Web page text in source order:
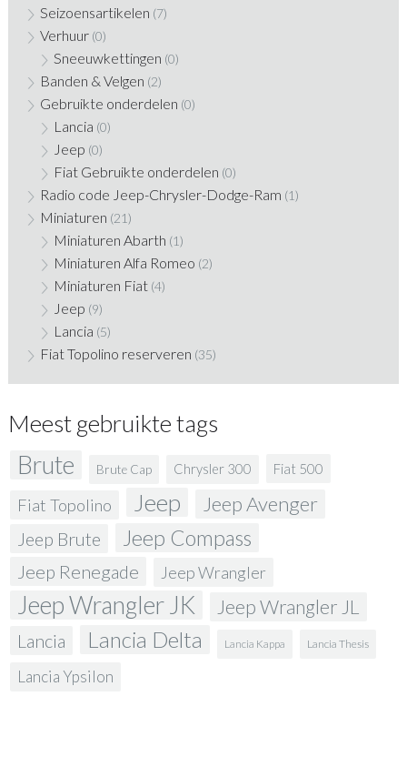
Seizoensartikelen (7)
Verhuur (0)
Sneeuwkettingen (0)
Banden & Velgen (2)
Gebruikte onderdelen (0)
Lancia (0)
Jeep (0)
Fiat Gebruikte onderdelen (0)
Radio code Jeep-Chrysler-Dodge-Ram (1)
Miniaturen (21)
Miniaturen Abarth (1)
Miniaturen Alfa Romeo (2)
Miniaturen Fiat (4)
Jeep (9)
Lancia (5)
Fiat Topolino reserveren (35)
Meest gebruikte tags
Brute Brute Cap Chrysler 300 Fiat 500
Fiat Topolino Jeep Jeep Avenger
Jeep Brute Jeep Compass
Jeep Renegade Jeep Wrangler
Jeep Wrangler JK Jeep Wrangler JL
Lancia Lancia Delta Lancia Kappa Lancia Thesis
Lancia Ypsilon